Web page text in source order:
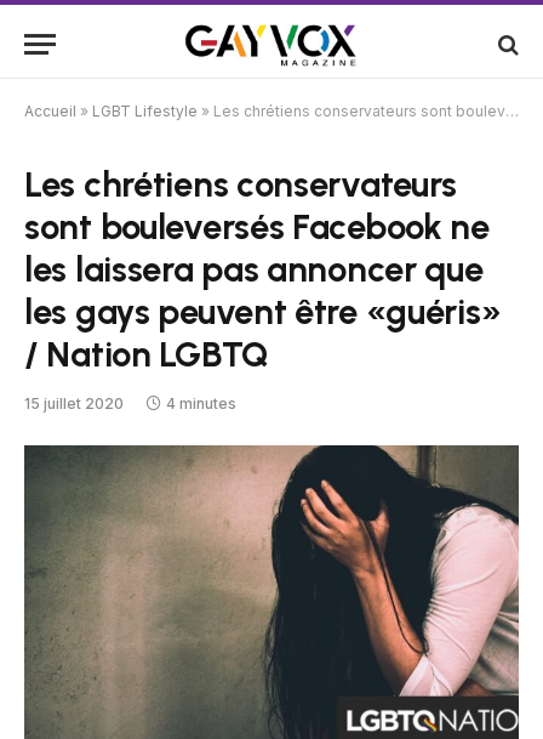
Accueil » LGBT Lifestyle » Les chrétiens conservateurs sont bouleversés Facebook ne les laissera pas annoncer que les gays peuvent être «guéris» / Nation LGBTQ
Les chrétiens conservateurs
sont bouleversés Facebook ne
les laissera pas annoncer que
les gays peuvent être «guéris»
/ Nation LGBTQ
15 juillet 2020 4 minutes